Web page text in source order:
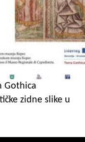
Gothica
zidne slike u